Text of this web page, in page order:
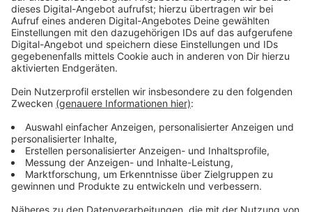
Wir benötigen Ihre
Zustimmung, um den YouTube
Wir verwenden einen Service eines
Drittanbieters, um Videoinhalte
einzubetten. Dieser Service kann
Daten zu Ihren Aktivitäten
sammeln. Bitte lesen Sie die
Details durch und stimmen Sie der
Nutzung des Service zu, um dieses